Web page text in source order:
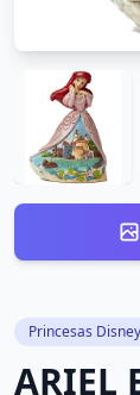
Princesas Disney
ARIEL